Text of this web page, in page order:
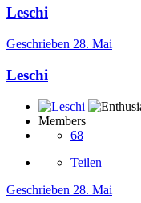
Leschi
Geschrieben 28. Mai
Leschi
Members
68
Teilen
Geschrieben 28. Mai